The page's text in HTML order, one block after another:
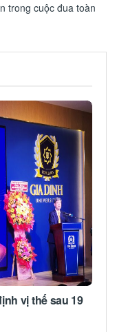
trong cuộc đua toàn
vị thế sau 19